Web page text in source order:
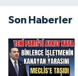
Son Haberler